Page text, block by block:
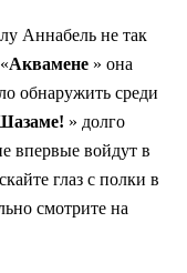
Аннабель не так
Аквамене » она
обнаружить среди
» долго
впервые войдут в
глаз с полки в
смотрите на